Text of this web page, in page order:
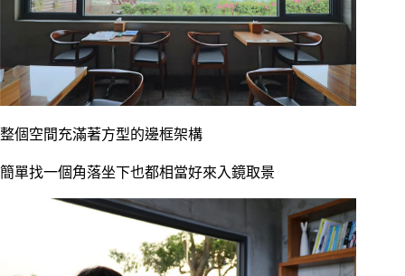
整個空間充滿著方型的邊框架構
簡單找一個角落坐下也都相當好來入鏡取景